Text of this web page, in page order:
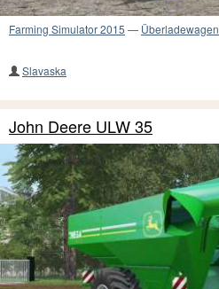
Farming Simulator 2015 — Überladewagen
Slavaska
John Deere ULW 35